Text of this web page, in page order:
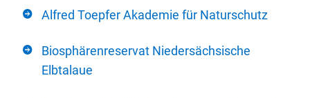
Alfred Toepfer Akademie für Naturschutz
Biosphärenreservat Niedersächsische
Elbtalaue